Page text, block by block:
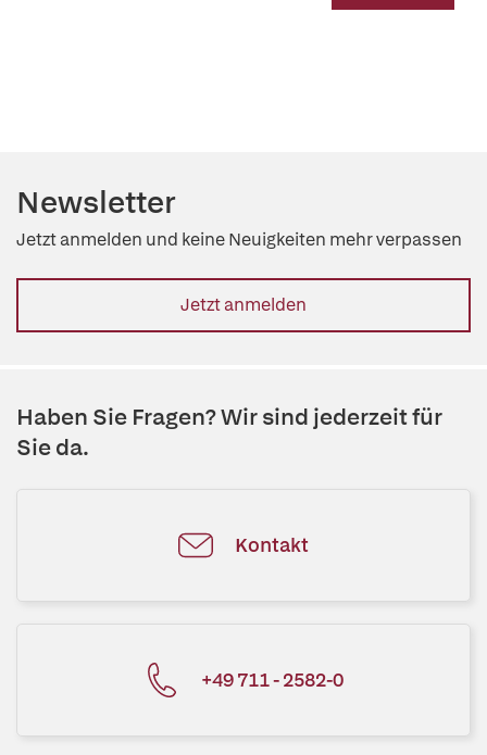
Newsletter
Jetzt anmelden und keine Neuigkeiten mehr verpassen
Jetzt anmelden
Haben Sie Fragen? Wir sind jederzeit für
Sie da.
Kontakt
+49 711 - 2582-0